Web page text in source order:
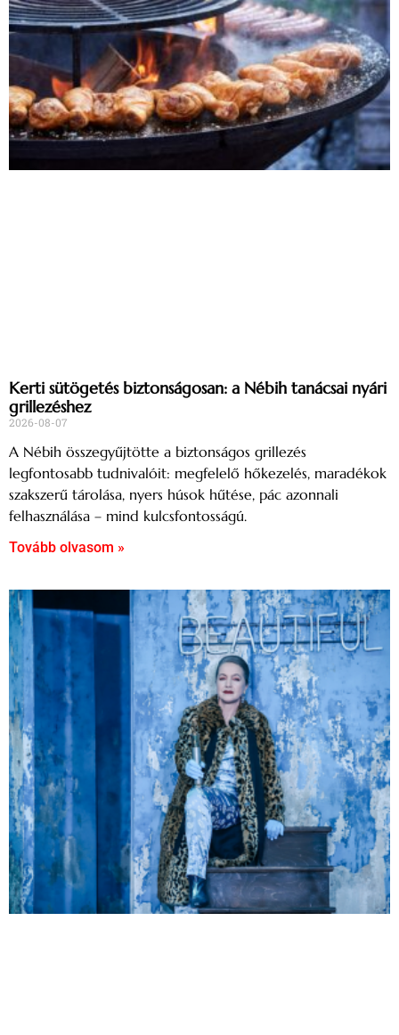
Kerti sütögetés biztonságosan: a Nébih tanácsai nyári
grillezéshez
2026-08-07
A Nébih összegyűjtötte a biztonságos grillezés
legfontosabb tudnivalóit: megfelelő hőkezelés, maradékok
szakszerű tárolása, nyers húsok hűtése, pác azonnali
felhasználása – mind kulcsfontosságú.
Tovább olvasom »